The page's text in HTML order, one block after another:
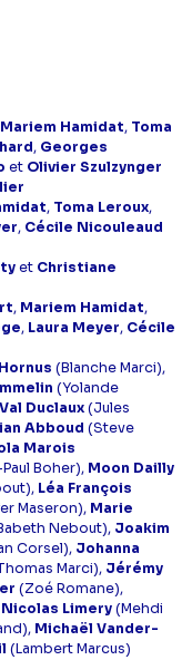
Mariem Hamidat, Toma
, Georges
et Olivier Szulzynger
, Toma Leroux,
, Cécile Nicouleaud
et Christiane
, Mariem Hamidat,
, Laura Meyer, Cécile
(Blanche Marci),
(Yolande
Val Duclaux(Jules
Abboud (Steve
Marois
Boher), Moon Dailly
Léa François
Maseron), Marie
Nebout), Joakim
Corsel), Johanna
Marci), Jérémy
(Zoé Romane),
Nicolas Limery(Mehdi
Michaël Vander-
(Lambert Marcus)